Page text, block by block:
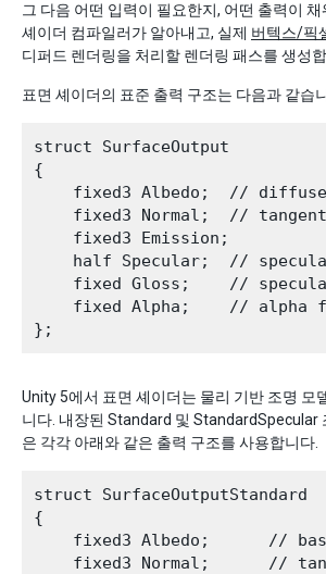
그 다음 어떤 입력이 필요한지, 어떤 출력이
셰이더 컴파일러가 알아내고, 실제 버텍스/픽
디퍼드 렌더링을 처리할 렌더링 패스를 생성
표면 셰이더의 표준 출력 구조는 다음과 같습
struct SurfaceOutput
{
fixed3 Albedo;  //
fixed3 Normal;  //
    fixed3 Emission;
half Specular;  //
fixed Gloss;    //
fixed Alpha;    // alpha
Unity 5에서 표면 셰이더는 물리 기반 조명 모
니다. 내장된 Standard 및 StandardSpecular
은 각각 아래와 같은 출력 구조를 사용합니다.
struct SurfaceOutputStandard
{
fixed3 Albedo;      //
fixed3 Normal;      //